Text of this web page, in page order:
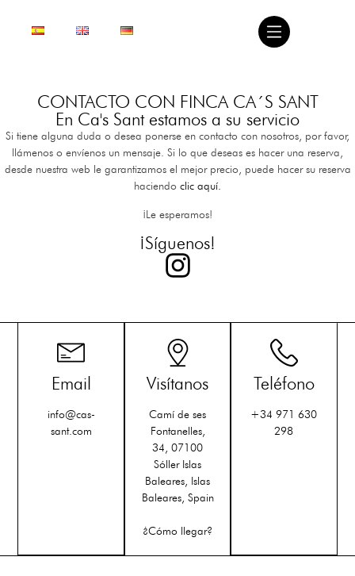
CONTACTO CON FINCA CA´S SANT
En Ca's Sant estamos a su servicio
Si tiene alguna duda o desea ponerse en contacto con nosotros, por favor,
llámenos o envíenos un mensaje. Si lo que deseas es hacer una reserva,
desde nuestra web le garantizamos el mejor precio, puede hacer su reserva
haciendo clic aquí
¡Le esperamos!
¡Síguenos!
Email
info@cas-
sant.com
Visítanos
Camí de ses
Fontanelles,
34, 07100
Sóller Islas
Baleares, Islas
Baleares, Spain
¿Cómo llegar?
Teléfono
+34 971 630
298